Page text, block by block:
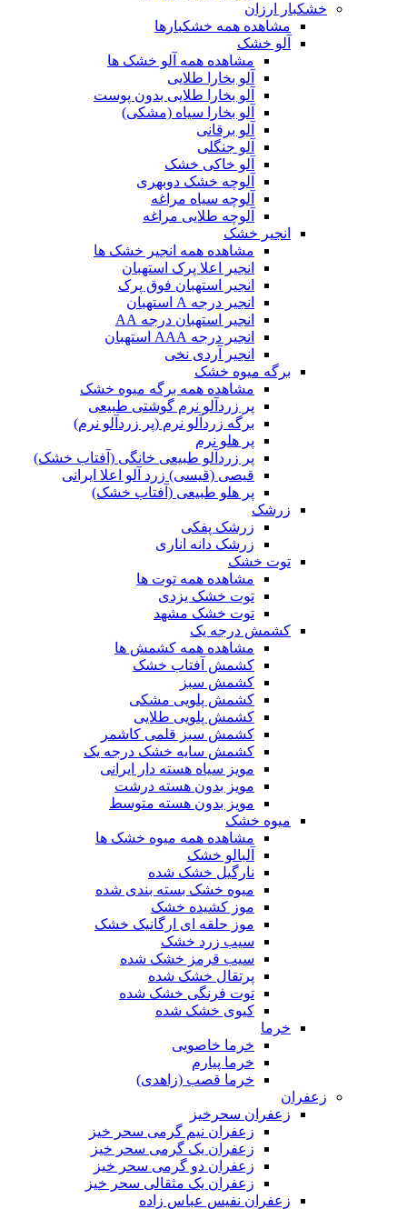
خشکبار ارزان
مشاهده همه خشکبارها
آلو خشک
مشاهده همه آلو خشک ها
آلو بخارا طلایی
آلو بخارا طلایی بدون پوست
آلو بخارا سیاه (مشکی)
آلو برقانی
آلو جنگلی
آلو خاکی خشک
آلوچه خشک دوبهری
آلوچه سیاه مراغه
آلوچه طلایی مراغه
انجیر خشک
مشاهده همه انجیر خشک ها
انجیر اعلا پرک استهبان
انجیر استهبان فوق پرک
انجیر درجه A استهبان
انجیر استهبان درجه AA
انجیر درجه AAA استهبان
انجیر آردی نخی
برگه میوه خشک
مشاهده همه برگه میوه خشک
پر زردآلو نرم گوشتی طبیعی
برگه زردآلو نرم (پر زردآلو نرم)
پر هلو نرم
پر زردآلو طبیعی خانگی (آفتاب خشک)
قیصی (قیسی) زرد آلو اعلا ایرانی
پر هلو طبیعی (آفتاب خشک)
زرشک
زرشک پفکی
زرشک دانه اناری
توت خشک
مشاهده همه توت ها
توت خشک یزدی
توت خشک مشهد
کشمش درجه یک
مشاهده همه کشمش ها
کشمش آفتاب خشک
کشمش سبز
کشمش پلویی مشکی
کشمش پلویی طلایی
کشمش سبز قلمی کاشمر
کشمش سایه خشک درجه یک
مویز سیاه هسته دار ایرانی
مویز بدون هسته درشت
مویز بدون هسته متوسط
میوه خشک
مشاهده همه میوه خشک ها
آلبالو خشک
نارگیل خشک شده
میوه خشک بسته بندی شده
موز کشیده خشک
موز حلقه ای ارگانیک خشک
سیب زرد خشک
سیب قرمز خشک شده
پرتقال خشک شده
توت فرنگی خشک شده
کیوی خشک شده
خرما
خرما خاصویی
خرما پیارم
خرما قصب (زاهدی)
زعفران
زعفران سحرخیز
زعفران نیم گرمی سحر خیز
زعفران یک گرمی سحر خیز
زعفران دو گرمی سحر خیز
زعفران یک مثقالی سحر خیز
زعفران نفیس عباس زاده